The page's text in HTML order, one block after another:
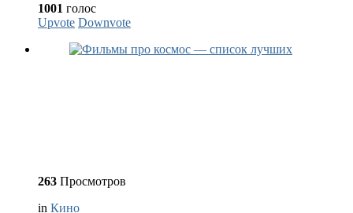
1001 голос
Upvote Downvote
263 Просмотров
in Кино